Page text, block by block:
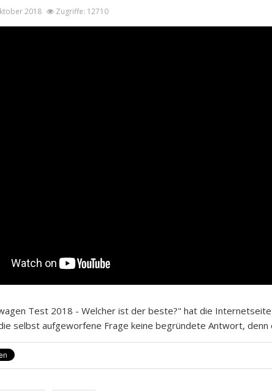
2018 Zugriffe: 12710
Test 2018 - Welcher ist der beste?" hat die
selbst aufgeworfene Frage keine begründete Antwort, denn